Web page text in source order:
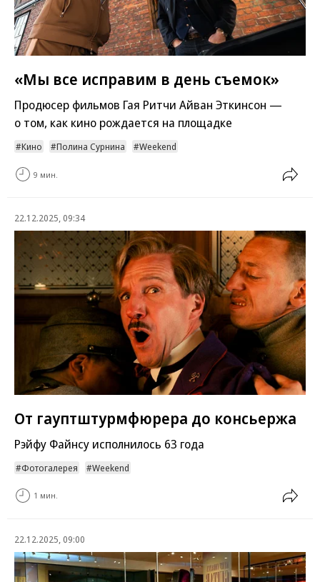
«Мы все исправим в день съемок»
Продюсер фильмов Гая Ритчи Айван Эткинсон —
о том, как кино рождается на площадке
Кино Полина Сурнина Weekend
9 мин.
22.12.2025, 09:34
От гауптштурмфюрера до консьержа
Рэйфу Файнсу исполнилось 63 года
Фотогалерея Weekend
1 мин.
22.12.2025, 09:00